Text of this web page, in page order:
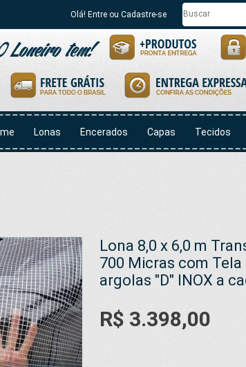
Olá! Entre ou Cadastre-se
Lonas Encerados Capas Tecidos
Lona 8,0 x 6,0 m
700 Micras com
argolas "D" INOX a
R$ 3.398,00